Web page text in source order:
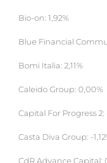
Bio-on: 1,92%
Blue Financial
Bomi Italia: 2,11%
Caleido Group: 0,00%
Capital For Progress 2:
Casta Diva Group: -
CdR Advance Capital: